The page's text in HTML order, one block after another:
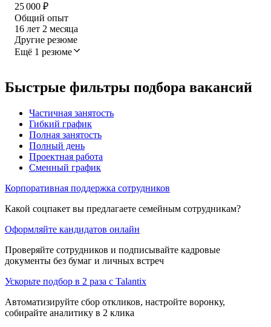
25 000 ₽
Общий опыт
16 лет 2 месяца
Другие резюме
Ещё 1 резюме
Быстрые фильтры подбора вакансий
Частичная занятость
Гибкий график
Полная занятость
Полный день
Проектная работа
Сменный график
Корпоративная поддержка сотрудников
Какой соцпакет вы предлагаете семейным сотрудникам?
Оформляйте кандидатов онлайн
Проверяйте сотрудников и подписывайте кадровые
документы без бумаг и личных встреч
Ускорьте подбор в 2 раза с Talantix
Автоматизируйте сбор откликов, настройте воронку,
собирайте аналитику в 2 клика